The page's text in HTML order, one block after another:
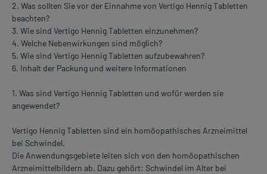
2. Was sollten Sie vor der Einnahme von Vertigo Hennig Tabletten
beachten?
3. Wie sind Vertigo Hennig Tabletten einzunehmen?
4. Welche Nebenwirkungen sind möglich?
5. Wie sind Vertigo Hennig Tabletten aufzubewahren?
6. Inhalt der Packung und weitere Informationen
1. Was sind Vertigo Hennig Tabletten und wofür werden sie
angewendet?
Vertigo Hennig Tabletten sind ein homöopathisches Arzneimittel
bei Schwindel.
Die Anwendungsgebiete leiten sich von den homöopathischen
Arzneimittelbildern ab. Dazu gehört: Schwindel im Alter bei